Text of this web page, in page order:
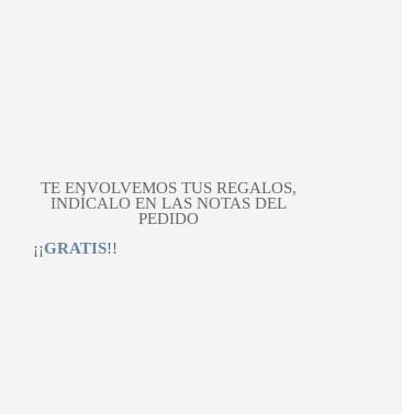
TE ENVOLVEMOS TUS REGALOS,
INDÍCALO EN LAS NOTAS DEL
PEDIDO
¡¡GRATIS!!